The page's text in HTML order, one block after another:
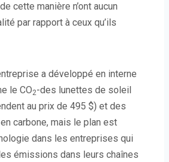
cette manière n’ont aucun
par rapport à ceux qu’ils
a développé en interne
le CO2-des lunettes de soleil
au prix de 495 $) et des
carbone, mais le plan est
dans les entreprises qui
émissions dans leurs chaînes